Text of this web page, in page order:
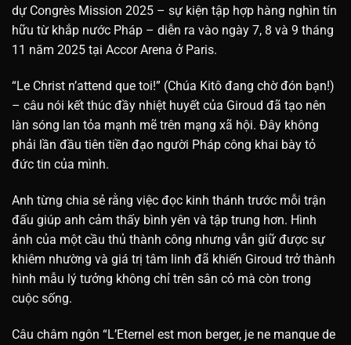
dự Congrès Mission 2025 – sự kiện tập hợp hàng nghìn tín
hữu từ khắp nước Pháp – diễn ra vào ngày 7, 8 và 9 tháng
11 năm 2025 tại Accor Arena ở Paris.
“Le Christ n’attend que toi!” (Chúa Kitô đang chờ đón bạn!)
– câu nói kết thúc đầy nhiệt huyết của Giroud đã tạo nên
làn sóng lan tỏa mạnh mẽ trên mạng xã hội. Đây không
phải lần đầu tiên tiền đạo người Pháp công khai bày tỏ
đức tin của mình.
Anh từng chia sẻ rằng việc đọc kinh thánh trước mỗi trận
đấu giúp anh cảm thấy bình yên và tập trung hơn. Hình
ảnh của một cầu thủ thành công nhưng vẫn giữ được sự
khiêm nhường và giá trị tâm linh đã khiến Giroud trở thành
hình mẫu lý tưởng không chỉ trên sân cỏ mà còn trong
cuộc sống.
Câu châm ngôn “L’Eternel est mon berger, je ne manque de